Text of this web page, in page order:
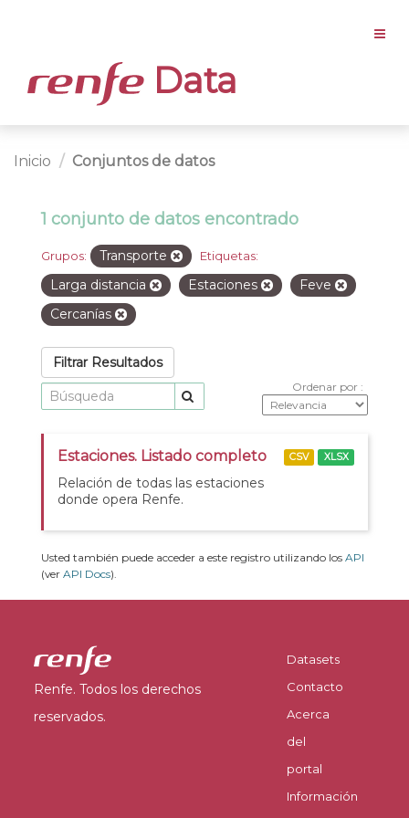
Data
Inicio Conjuntos de datos
1 conjunto de datos encontrado
Grupos: Transporte Etiquetas:
Larga distancia Estaciones
Feve
Cercanías
Filtrar Resultados
Ordenar por
Estaciones. Listado completo
Relación de todas las estaciones
donde opera Renfe.
CSV XLSX
Usted también puede acceder a este registro utilizando los API
(ver API Docs).
Renfe. Todos los derechos
reservados.
Datasets
Contacto
Acerca
del
portal
Información